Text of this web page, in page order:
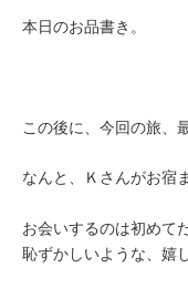
本日のお品書き。
この後に、今回の旅、
なんと、Ｋさんがお宿
お会いするのは初めて
恥ずかしいような、嬉